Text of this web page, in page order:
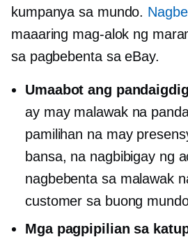
kumpanya sa mundo.
maaaring mag-alok ng
sa pagbebenta sa eBay.
Umaabot ang
ay may malawak na
pamilihan na may
bansa, na nagbibigay ng
nagbebenta sa malawak
customer sa buong
Mga pagpipilian sa